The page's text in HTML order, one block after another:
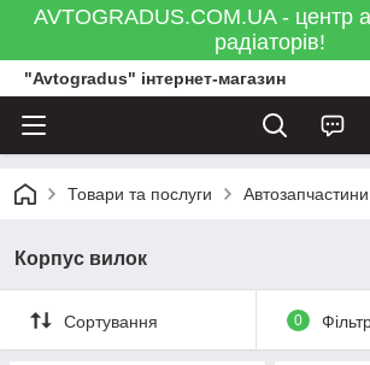
AVTOGRADUS.COM.UA - центр
радіаторів!
"Avtogradus" інтернет-магазин
Товари та послуги
Корпус вилок
Сортування 0